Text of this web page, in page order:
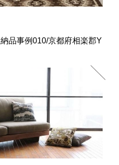
品事例010/京都府相楽郡Y